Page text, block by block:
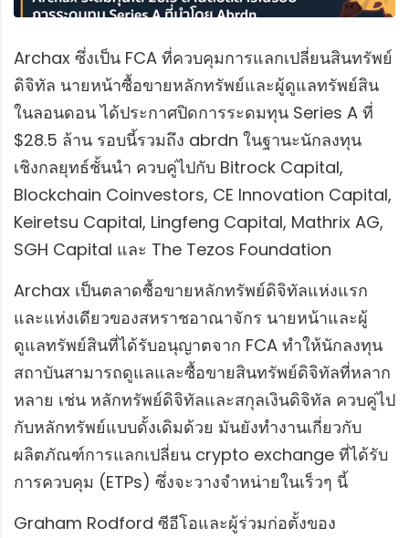
Archax ซึ่งเป็น FCA ที่ควบคุมการแลกเปลี่ยนสินทรัพย์
ดิจิทัล นายหน้าซื้อขายหลักทรัพย์และผู้ดูแลทรัพย์สิน
ในลอนดอน ได้ประกาศปิดการระดมทุน Series A ที่
$28.5 ล้าน รอบนี้รวมถึง abrdn ในฐานะนักลงทุน
เชิงกลยุทธ์ชั้นนำ ควบคู่ไปกับ Bitrock Capital,
Blockchain Coinvestors, CE Innovation Capital,
Keiretsu Capital, Lingfeng Capital, Mathrix AG,
SGH Capital และ The Tezos Foundation
Archax เป็นตลาดซื้อขายหลักทรัพย์ดิจิทัลแห่งแรก
และแห่งเดียวของสหราชอาณาจักร นายหน้าและผู้
ดูแลทรัพย์สินที่ได้รับอนุญาตจาก FCA ทำให้นักลงทุน
สถาบันสามารถดูแลและซื้อขายสินทรัพย์ดิจิทัลที่หลาก
หลาย เช่น หลักทรัพย์ดิจิทัลและสกุลเงินดิจิทัล ควบคู่ไป
กับหลักทรัพย์แบบดั้งเดิมด้วย มันยังทำงานเกี่ยวกับ
ผลิตภัณฑ์การแลกเปลี่ยน crypto exchange ที่ได้รับ
การควบคุม (ETPs) ซึ่งจะวางจำหน่ายในเร็วๆ นี้
Graham Rodford ซีอีโอและผู้ร่วมก่อตั้งของ